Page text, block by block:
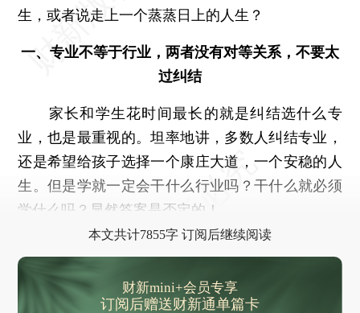
生，或者说走上一个蒸蒸日上的人生？
一、专业不等于行业，两者没有对等关系，不要太
过纠结
家长和学生花时间最长的就是纠结选什么专
业，也是最重视的。坦率地讲，多数人纠结专业，
还是希望给孩子选择一个康庄大道，一个安稳的人
生。但是学就一定会干什么行业吗？干什么就必须
学什么吗？显然答案是否定的！
本文共计7855字 订阅后继续阅读
财新mini+会员专享
订阅后赠送财新通单篇卡